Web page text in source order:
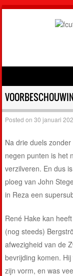
Skip to content
Posted on30 januari
Na drie duels
negen punten is het
verzilveren. En dus
ploeg van John
in Reza een
René Hake kan
(nog steeds)
afwezigheid van de
bevrijding komen.
zijn vorm, en was